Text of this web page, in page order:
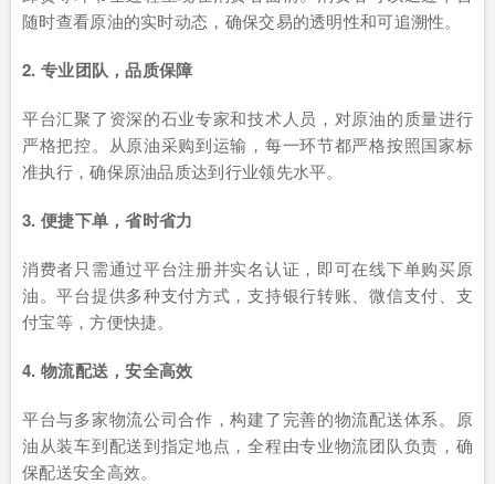
随时查看原油的实时动态，确保交易的透明性和可追溯性。
2. 专业团队，品质保障
平台汇聚了资深的石业专家和技术人员，对原油的质量进行
严格把控。从原油采购到运输，每一环节都严格按照国家标
准执行，确保原油品质达到行业领先水平。
3. 便捷下单，省时省力
消费者只需通过平台注册并实名认证，即可在线下单购买原
油。平台提供多种支付方式，支持银行转账、微信支付、支
付宝等，方便快捷。
4. 物流配送，安全高效
平台与多家物流公司合作，构建了完善的物流配送体系。原
油从装车到配送到指定地点，全程由专业物流团队负责，确
保配送安全高效。